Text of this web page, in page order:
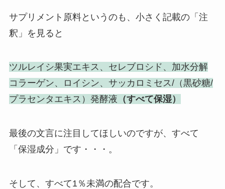
サプリメント原料というのも、小さく記載の「注
釈」を見ると
ツルレイシ果実エキス、セレブロシド、加水分解
コラーゲン、ロイシン、サッカロミセス/（黒砂糖/
プラセンタエキス）発酵液 （すべて保湿）
最後の文言に注目してほしいのですが、すべて
「保湿成分」です・・・。
そして、すべて1％未満の配合です。